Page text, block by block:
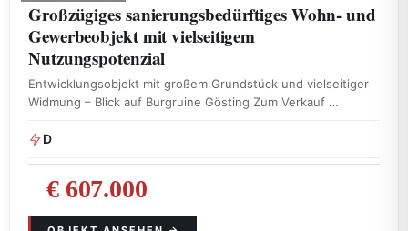
Großzügiges sanierungsbedürftiges Wohn- und
Gewerbeobjekt mit vielseitigem
Nutzungspotenzial
Entwicklungsobjekt mit großem Grundstück und vielseitiger
Widmung – Blick auf Burgruine Gösting Zum Verkauf …
D
€ 607.000